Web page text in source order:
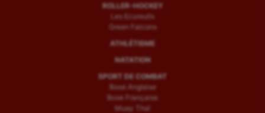
ROLLER-HOCKEY
Les Ecureuils
Green Falcons
ATHLÉTISME
NATATION
SPORT DE COMBAT
Boxe Anglaise
Boxe Française
Muay Thaï